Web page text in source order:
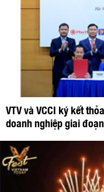
VTV và VCCI ký kết
doanh nghiệp giai